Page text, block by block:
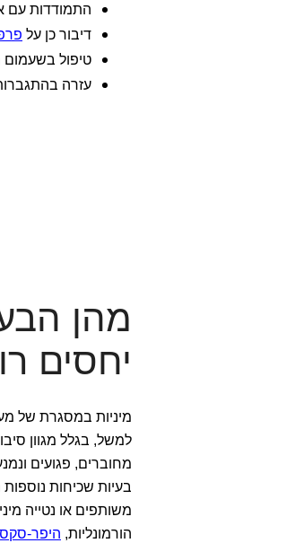
התמודדות עם
דיבור כן על
טיפול בשעמום
עזרה
מהן
יחסים
מיניות במסגרת של
למשל, בגלל מגוון
מחוברים, פגועים
בעיות שכיחות
משותפים או נטייה
הורמונליות, היפר-